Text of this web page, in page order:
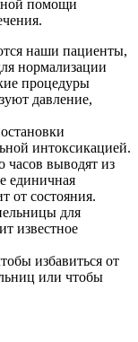
помощи
наши пациенты,
нормализации
процедуры
давление,
интоксикацией.
часов выводят из
единичная
от состояния.
для
известное
избавиться от
или чтобы